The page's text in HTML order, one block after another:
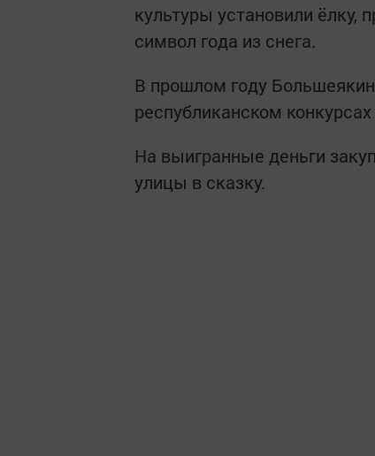
культуры установили
символ года из снега.
В прошлом году
республиканском
На выигранные деньги
улицы в сказку.